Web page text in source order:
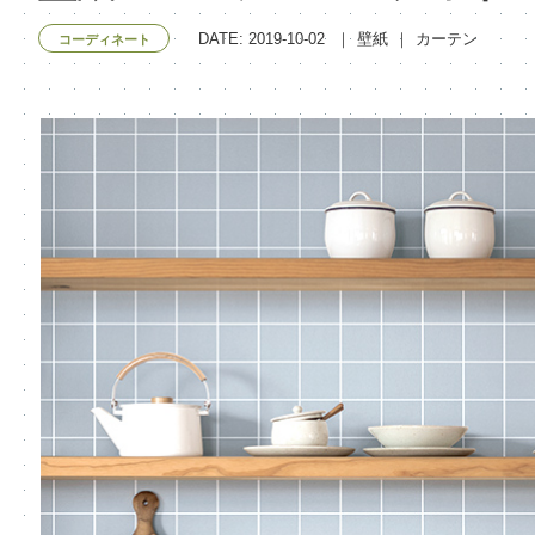
コーディネート DATE: 2019-10-02 壁紙 カーテン